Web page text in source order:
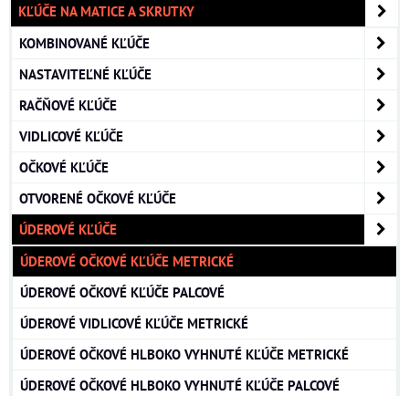
KĽÚČE NA MATICE A SKRUTKY
KOMBINOVANÉ KĽÚČE
NASTAVITEĽNÉ KĽÚČE
RAČŇOVÉ KĽÚČE
VIDLICOVÉ KĽÚČE
OČKOVÉ KĽÚČE
OTVORENÉ OČKOVÉ KĽÚČE
ÚDEROVÉ KĽÚČE
ÚDEROVÉ OČKOVÉ KĽÚČE METRICKÉ
ÚDEROVÉ OČKOVÉ KĽÚČE PALCOVÉ
ÚDEROVÉ VIDLICOVÉ KĽÚČE METRICKÉ
ÚDEROVÉ OČKOVÉ HLBOKO VYHNUTÉ KĽÚČE METRICKÉ
ÚDEROVÉ OČKOVÉ HLBOKO VYHNUTÉ KĽÚČE PALCOVÉ